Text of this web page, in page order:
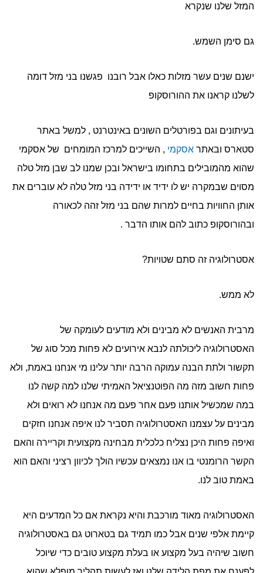
המזל שלנו שנקרא
גם סימן השמש.
ישנם שנים עשר מזלות כאלו אבל רובנו פגשנו בני מזל דומה
לשלנו קראנו את ההורוסקופ
בעיתונים וגם בפורטלים השונים באינטרנט , למשל באתר
סטארס ובאתר אסקמי , השייכים למרכז המומחים של אסקמי
שהוא מהמובילים בתחומו בישראל ובכן שמנו לב שבן מזל טלה
מסוים שבמקרה יש לו ידיד או ידידה בני מזל טלה לא עוברים את
אותן החוויות בחיים למרות שהם בני מזל זהה לכאורה
ובהורוסקופ כתוב להם אותו הדבר .
אסטרולוגיה זה סתם שטויות?
לא ממש.
מרבית האנשים לא מבינים ולא מודעים לעומקה של
האסטרולוגיה ליכולתה לנבא אירועים לא פחות מכל סוג של
תקשור ולתת הבנה עמוקה הרבה יותר עלינו מי אנחנו באמת, ולא
פחות חשוב מזה מה הפוטנציאל האמיתי שלנו למה קשה לנו
במה שמכשיל אותנו פעם אחר פעם מה אנחנו לא רואים ולא
מבינים על עצמנו האסטרולוגיה תסביר לנו איפה אנחנו חזקים
ואיפה פחות היכן נצליח כלכלית מבחינה מקצועית וקריירה והאם
הקשר הרומנטי בו אנו נמצאים עכשיו הולך לכיוון רציני והאם הוא
באמת טוב לנו.
האסטרולוגיה מאוד מורכבת והיא נקראת אם כל המדעים היא
קיימת אלפי שנים אבל כמו תמיד גם בטארוט גם באסטרולוגיה
חשוב שיהיה בעל מקצוע או בעלת מקצוע טובים כדי שיוכל